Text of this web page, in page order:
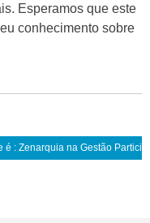
Esperamos que este
conhecimento sobre
é : Zenarquia na Gestão